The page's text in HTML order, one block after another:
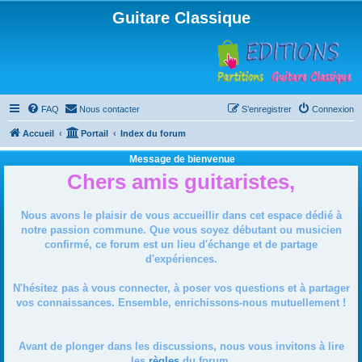
Guitare Classique
FAQ Nous contacter Connexion
S’enregistrer
Accueil Portail Index du forum
Message de bienvenue
Chers amis guitaristes,
Nous avons le plaisir de vous accueillir dans cet espace dédié à
notre passion commune. Que vous soyez débutant ou musicien
confirmé, ce forum est un lieu d'échange et de partage
d'expériences.
N'hésitez pas à vous connecter, à poser vos questions et à partager
vos connaissances. Ensemble, enrichissons-nous mutuellement !
Avant de plonger dans les discussions, nous vous invitons à lire